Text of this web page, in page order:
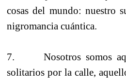
cosas del mundo: nuestro
nigromancia cuántica.
7. Nosotros somos
solitarios por la calle,